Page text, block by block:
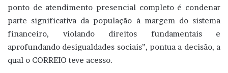
ponto de atendimento presencial completo é condenar
parte significativa da população à margem do sistema
financeiro, violando direitos fundamentais e
aprofundando desigualdades sociais”, pontua a decisão, a
qual o CORREIO teve acesso.